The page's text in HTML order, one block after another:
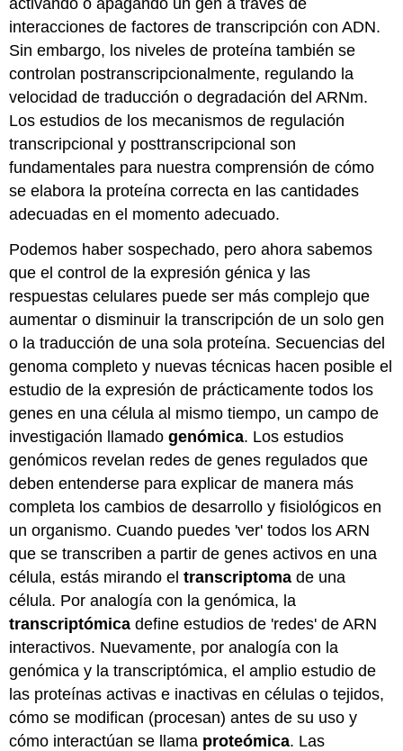
interacciones de factores de transcripción con ADN.
Sin embargo, los niveles de proteína también se
controlan postranscripcionalmente, regulando la
velocidad de traducción o degradación del ARNm.
Los estudios de los mecanismos de regulación
transcripcional y posttranscripcional son
fundamentales para nuestra comprensión de cómo
se elabora la proteína correcta en las cantidades
adecuadas en el momento adecuado.
Podemos haber sospechado, pero ahora sabemos
que el control de la expresión génica y las
respuestas celulares puede ser más complejo que
aumentar o disminuir la transcripción de un solo gen
o la traducción de una sola proteína. Secuencias del
genoma completo y nuevas técnicas hacen posible el
estudio de la expresión de prácticamente todos los
genes en una célula al mismo tiempo, un campo de
investigación llamadogenómica. Los estudios
genómicos revelan redes de genes regulados que
deben entenderse para explicar de manera más
completa los cambios de desarrollo y fisiológicos en
un organismo. Cuando puedes 'ver' todos los ARN
que se transcriben a partir de genes activos en una
célula, estás mirando eltranscriptoma de una
célula. Por analogía con la genómica, la
transcriptómica define estudios de 'redes' de ARN
interactivos. Nuevamente, por analogía con la
genómica y la transcriptómica, el amplio estudio de
las proteínas activas e inactivas en células o tejidos,
cómo se modifican (procesan) antes de su uso y
cómo interactúan se llama proteómica. Las